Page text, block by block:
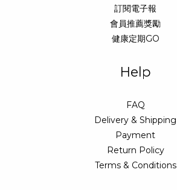
訂閱電子報
會員推薦獎勵
健康定期GO
Help
FAQ
Delivery & Shipping
Payment
Return Policy
Terms & Conditions